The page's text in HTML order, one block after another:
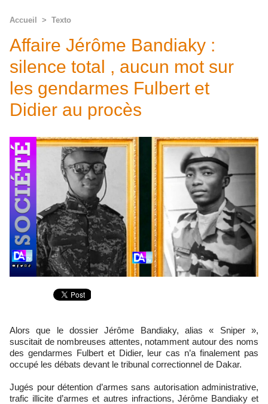
Accueil > Texto
Affaire Jérôme Bandiaky :
silence total , aucun mot sur
les gendarmes Fulbert et
Didier au procès
Alors que le dossier Jérôme Bandiaky, alias « Sniper »,
suscitait de nombreuses attentes, notamment autour des noms
des gendarmes Fulbert et Didier, leur cas n’a finalement pas
occupé les débats devant le tribunal correctionnel de Dakar.
Jugés pour détention d’armes sans autorisation administrative,
trafic illicite d’armes et autres infractions, Jérôme Bandiaky et